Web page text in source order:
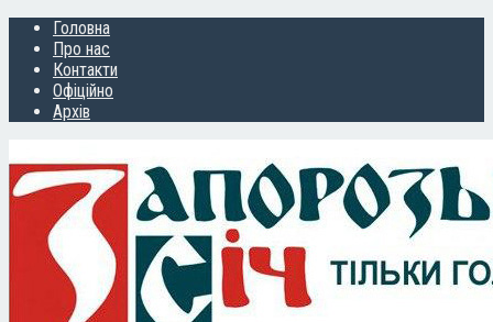
Головна
Про нас
Контакти
Офіційно
Архів